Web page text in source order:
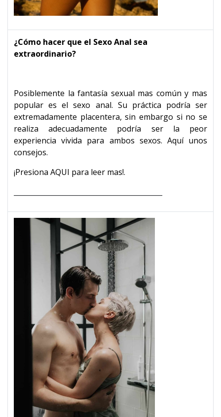
¿Cómo hacer que el Sexo Anal sea
extraordinario?
Posiblemente la fantasía sexual mas común y mas
popular es el sexo anal. Su práctica podría ser
extremadamente placentera, sin embargo si no se
realiza adecuadamente podría ser la peor
experiencia vivida para ambos sexos. Aquí unos
consejos.
¡Presiona AQUI para leer mas!.